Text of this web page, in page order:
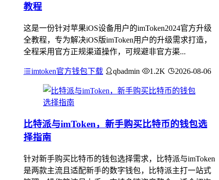
教程
这是一份针对苹果iOS设备用户的imToken2024官方升级
全教程，专为解决iOS版imToken用户的升级需求打造，
全程采用官方正规渠道操作，可规避非官方渠...
imtoken官方钱包下载 qbadmin 1.2K 2026-08-06
比特派与imToken，新手购买比特币的钱包选
择指南
针对新手购买比特币的钱包选择需求，比特派与imToken
是两款主流且适配新手的数字钱包，比特派主打一站式